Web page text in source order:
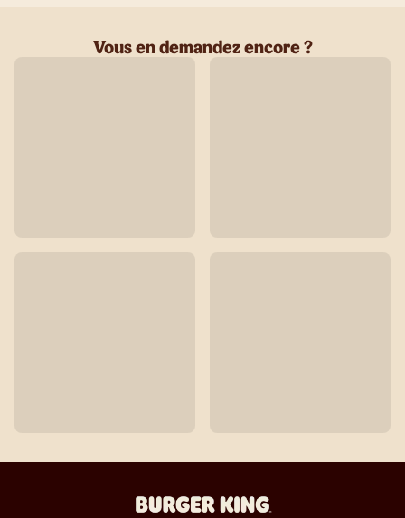
Vous en demandez encore ?